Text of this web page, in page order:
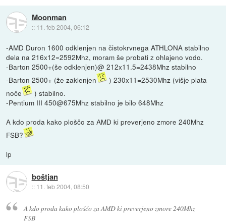
Moonman
:: 11. feb 2004, 06:12
-AMD Duron 1600 odklenjen na čistokrvnega ATHLONA stabilno
dela na 216x12=2592Mhz, moram še probati z ohlajeno vodo.
-Barton 2500+(še odklenjen)@ 212x11.5=2438Mhz stabilno
-Barton 2500+ (že zaklenjen
) 230x11=2530Mhz (višje plata
noče
) stabilno.
-Pentium III 450@675Mhz stabilno je bilo 648Mhz
A kdo proda kako ploščo za AMD ki preverjeno zmore 240Mhz
FSB?
lp
boštjan
:: 11. feb 2004, 08:50
A kdo proda kako ploščo za AMD ki preverjeno zmore 240Mhz
FSB